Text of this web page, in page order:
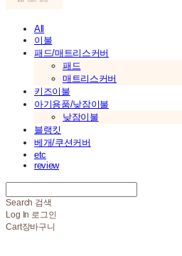
All
이불
패드/매트리스커버
패드
매트리스커버
키즈이불
아기용품/낮잠이불
낮잠이불
블랭킷
베개/쿠션커버
etc
review
Search 검색
Log In 로그인
Cart장바구니